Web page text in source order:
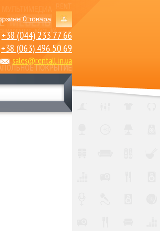
0 товара
+38 (044) 233 77 66
+38 (063) 496 50 69
sales@rentall.in.ua